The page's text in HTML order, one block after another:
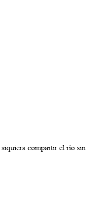
siquiera compartir el río sin